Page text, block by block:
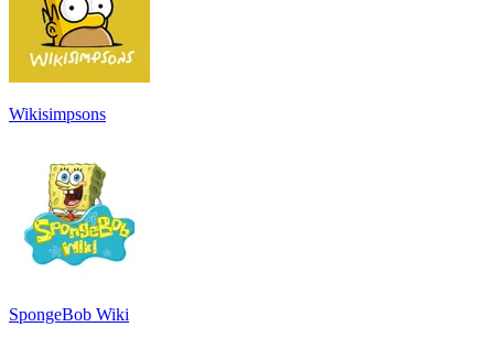
Wikisimpsons
SpongeBob Wiki